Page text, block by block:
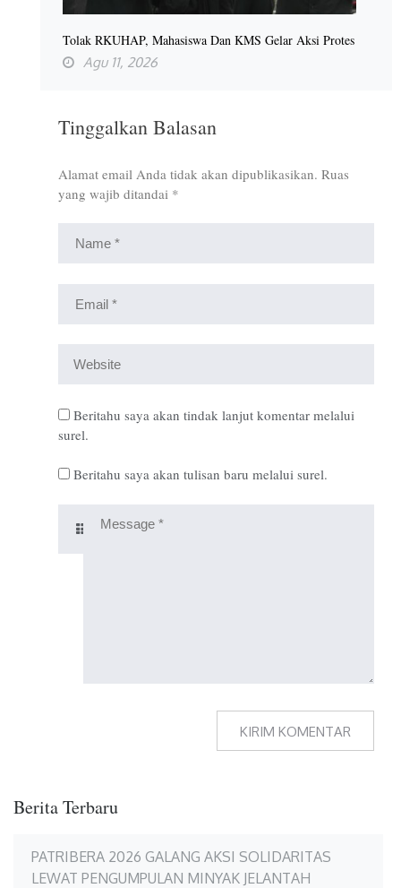
Tolak RKUHAP, Mahasiswa Dan KMS Gelar Aksi Protes
Agu 11, 2026
Tinggalkan Balasan
Alamat email Anda tidak akan dipublikasikan. Ruas
yang wajib ditandai *
Beritahu saya akan tindak lanjut komentar melalui
surel.
Beritahu saya akan tulisan baru melalui surel.
Berita Terbaru
PATRIBERA 2026 GALANG AKSI SOLIDARITAS
LEWAT PENGUMPULAN MINYAK JELANTAH